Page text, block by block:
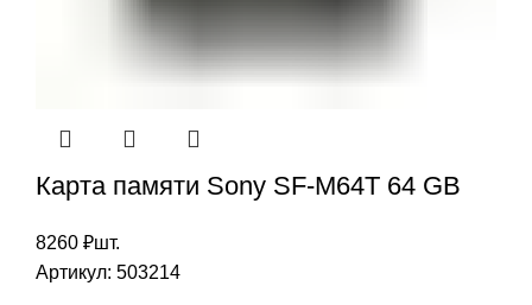
Карта памяти Sony SF-M64T 64 GB
8260 ₽шт.
Артикул: 503214